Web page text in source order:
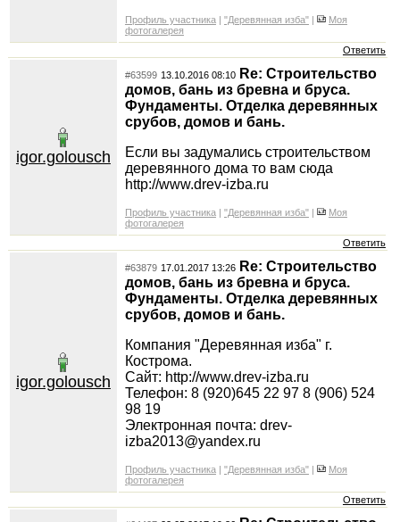
Профиль участника| "Деревянная изба"|
Моя
фотогалерея
Ответить
igor.golousch
#63599 13.10.2016 08:10Re: Строительство
домов, бань из бревна и бруса.
Фундаменты. Отделка деревянных
срубов, домов и бань.
Если вы задумались строительством
деревянного дома то вам сюда
http://www.drev-izba.ru
Профиль участника| "Деревянная изба"|
Моя
фотогалерея
Ответить
igor.golousch
#63879 17.01.2017 13:26Re: Строительство
домов, бань из бревна и бруса.
Фундаменты. Отделка деревянных
срубов, домов и бань.
Компания "Деревянная изба" г.
Кострома.
Сайт: http://www.drev-izba.ru
Телефон: 8 (920)645 22 97 8 (906) 524
98 19
Электронная почта: drev-
izba2013@yandex.ru
Профиль участника| "Деревянная изба"|
Моя
фотогалерея
Ответить